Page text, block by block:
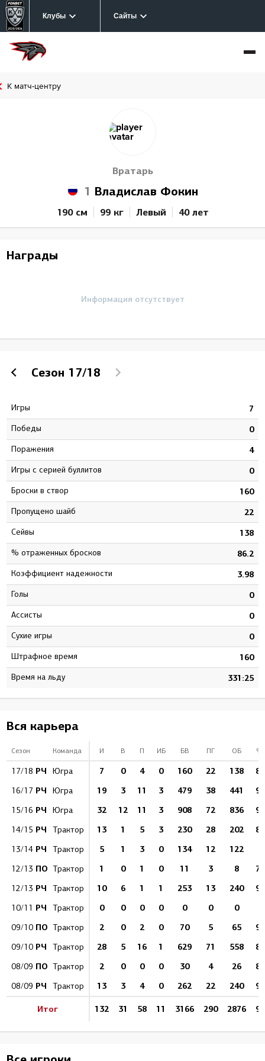
Клубы Сайты
К матч-центру
Вратарь
1 Владислав Фокин
190 см 99 кг Левый 40 лет
Награды
Информация отсутствует
Сезон 17/18
Игры 7
Победы 0
Поражения 4
Игры с серией буллитов 0
Броски в створ 160
Пропущено шайб 22
Сейвы 138
% отраженных бросков 86.2
Коэффициент надежности 3.98
Голы 0
Ассисты 0
Сухие игры 0
штрафное время 160
Время на льду 331:25
Вся карьера
Сезон Команда И В П ИБ БВ ПГ ОБ
17/18 РЧ Югра 7 0 4 0 160 22 138
16/17 РЧ Югра 19 3 11 3 479 38 441
15/16 РЧ Югра 32 12 11 3 908 72 836
14/15 РЧ Трактор 13 1 5 3 230 28 202
13/14 РЧ Трактор 5 1 3 0 134 12 122
12/13 ПО Трактор 1 0 1 0 11 3 8
12/13 РЧ Трактор 10 6 1 1 253 13 240
10/11 РЧ Трактор 0 0 0 0 0 0 0
09/10 ПО Трактор 2 0 2 0 70 5 65
09/10 РЧ Трактор 28 5 16 1 629 71 558
08/09 ПО Трактор 2 0 0 0 30 4 26
08/09 РЧ Трактор 13 3 4 0 262 22 240
Итог 132 31 58 11 3166 290 2876